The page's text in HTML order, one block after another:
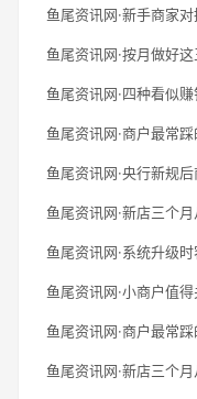
鱼尾资讯网·新手商家
鱼尾资讯网·按月做好
鱼尾资讯网·四种看似
鱼尾资讯网·商户最常
鱼尾资讯网·央行新规
鱼尾资讯网·新店三个
鱼尾资讯网·系统升级
鱼尾资讯网·小商户值
鱼尾资讯网·商户最常
鱼尾资讯网·新店三个